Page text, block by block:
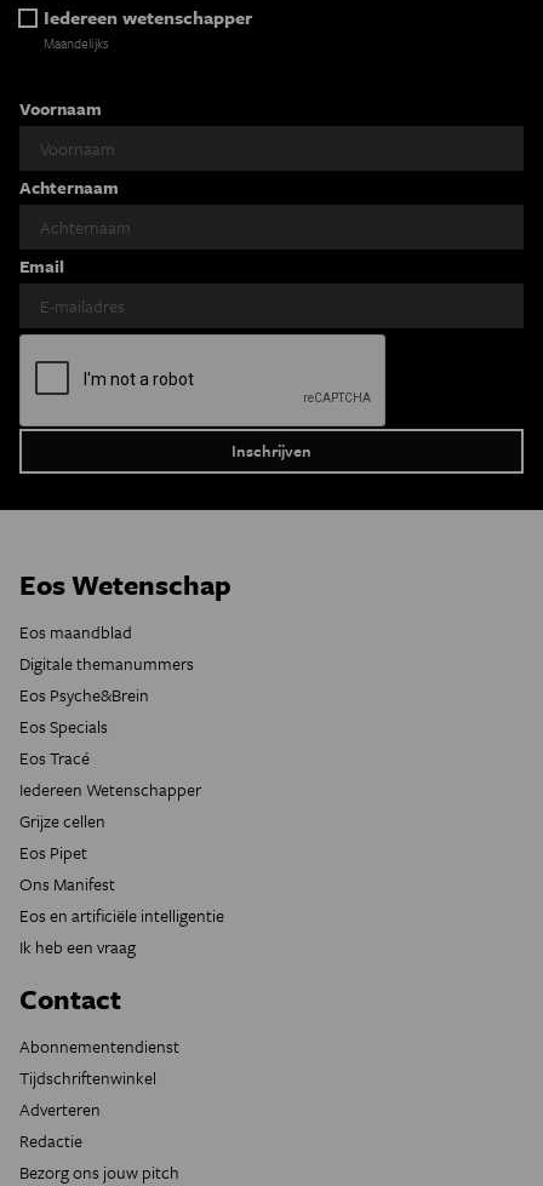
Iedereen wetenschapper
Maandelijks
Voornaam
Achternaam
Email
Eos Wetenschap
Eos maandblad
Digitale themanummers
Eos Psyche&Brein
Eos Specials
Eos Tracé
Iedereen Wetenschapper
Grijze cellen
Eos Pipet
Ons Manifest
Eos en artificiële intelligentie
Ik heb een vraag
Contact
Abonnementendienst
Tijdschriftenwinkel
Adverteren
Redactie
Bezorg ons jouw pitch